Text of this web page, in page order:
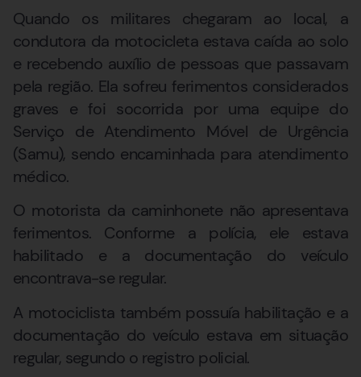
Quando os militares chegaram ao local, a
condutora da motocicleta estava caída ao solo
e recebendo auxílio de pessoas que passavam
pela região. Ela sofreu ferimentos considerados
graves e foi socorrida por uma equipe do
Serviço de Atendimento Móvel de Urgência
(Samu), sendo encaminhada para atendimento
médico.
O motorista da caminhonete não apresentava
ferimentos. Conforme a polícia, ele estava
habilitado e a documentação do veículo
encontrava-se regular.
A motociclista também possuía habilitação e a
documentação do veículo estava em situação
regular, segundo o registro policial.